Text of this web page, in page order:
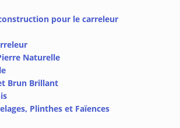
pour le carreleur
Naturelle
Brun Brillant
Plinthes et Faïences